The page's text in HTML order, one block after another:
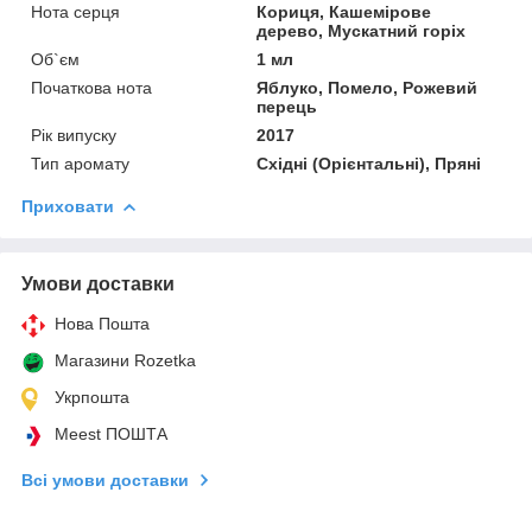
Нота серця
Кориця, Кашемірове
дерево, Мускатний горіх
Об`єм
1 мл
Початкова нота
Яблуко, Помело, Рожевий
перець
Рік випуску
2017
Тип аромату
Східні (Орієнтальні), Пряні
Приховати
Умови доставки
Нова Пошта
Магазини Rozetka
Укрпошта
Meest ПОШТА
Всі умови доставки